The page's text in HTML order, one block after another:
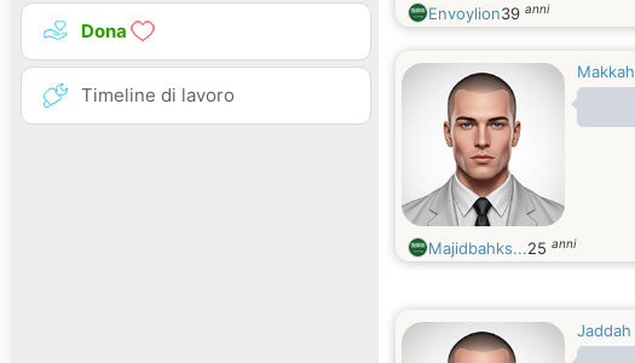
Dona
Timeline di lavoro
Envoylion39 anni
Makkah
Majidbahks...25 anni
Jaddah